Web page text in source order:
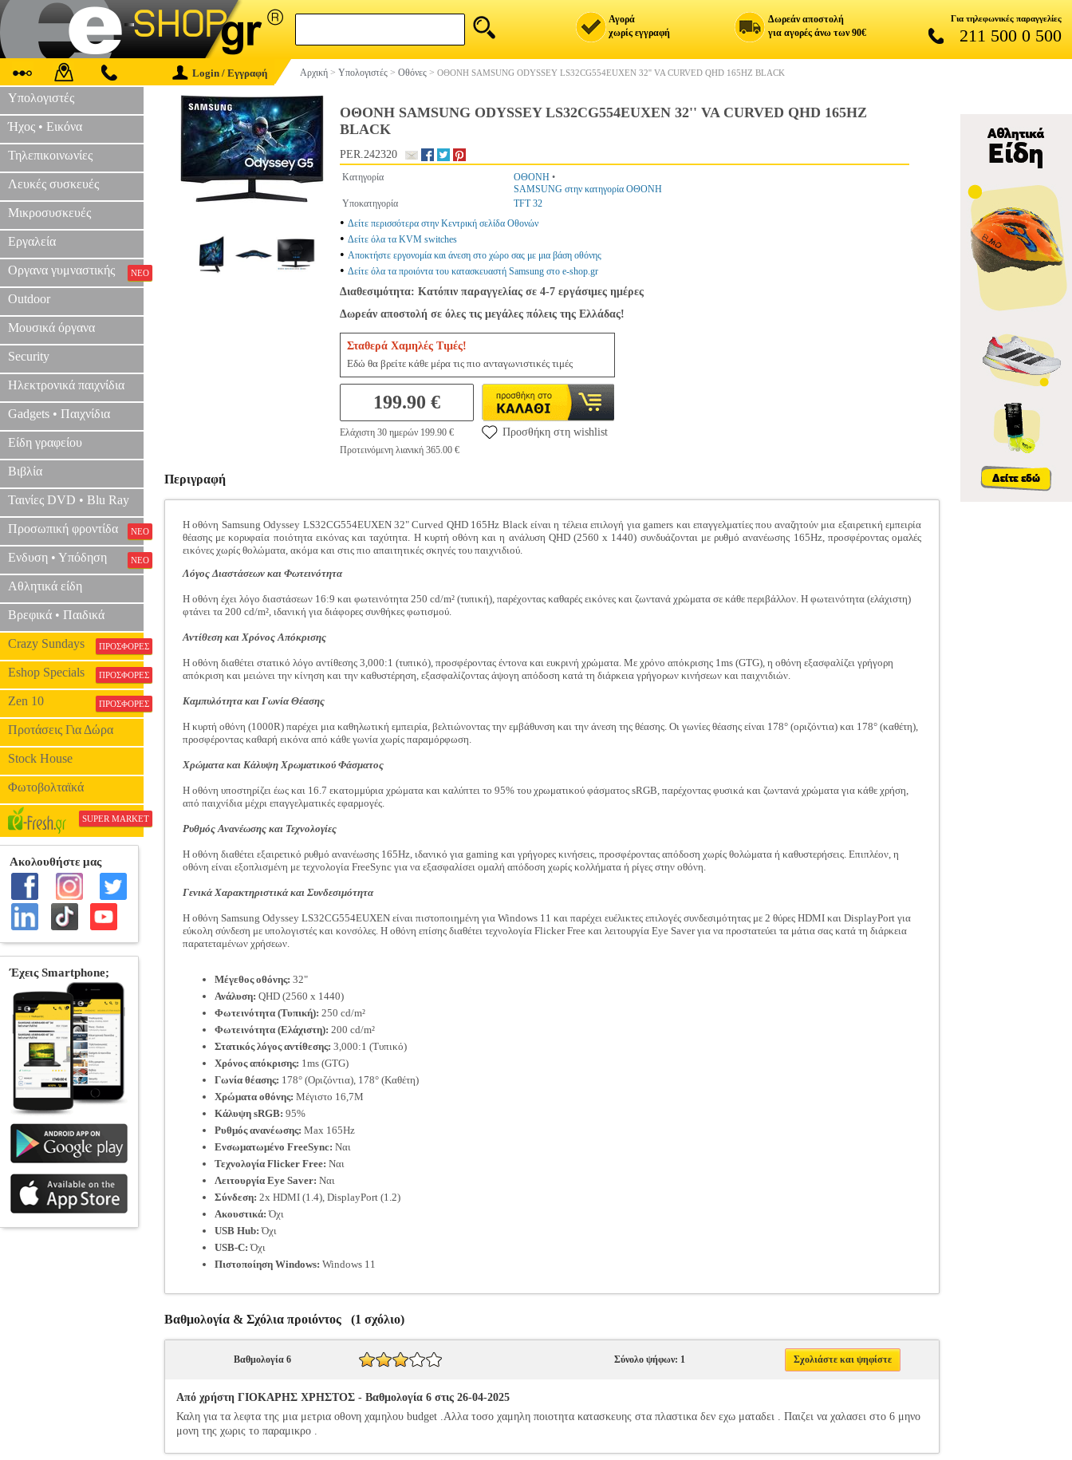
Αγορά
χωρίς εγγραφή
Δωρεάν αποστολή
για αγορές άνω των 90€
Για τηλεφωνικές παραγγελίες
211 500 0 500
Login / Εγγραφή Αρχική > Υπολογιστές > Οθόνες > ΟΘΟΝΗ SAMSUNG ODYSSEY LS32CG554EUXEN 32'' VA CURVED QHD 165HZ BLACK
Υπολογιστές
Ήχος • Εικόνα
Τηλεπικοινωνίες
Λευκές συσκευές
Μικροσυσκευές
Εργαλεία
Οργανα γυμναστικής ΝΕΟ
Outdoor
Μουσικά όργανα
Security
Ηλεκτρονικά παιχνίδια
Gadgets • Παιχνίδια
Είδη γραφείου
Βιβλία
Ταινίες DVD • Blu Ray
Προσωπική φροντίδα ΝΕΟ
Ενδυση • Υπόδηση ΝΕΟ
Αθλητικά είδη
Βρεφικά • Παιδικά
Crazy Sundays ΠΡΟΣΦΟΡΕΣ
Eshop Specials ΠΡΟΣΦΟΡΕΣ
Zen 10 ΠΡΟΣΦΟΡΕΣ
Προτάσεις Για Δώρα
Stock House
Φωτοβολταϊκά
SUPER MARKET
ΟΘΟΝΗ SAMSUNG ODYSSEY LS32CG554EUXEN 32'' VA CURVED QHD 165HZ
BLACK
PER.242320
Κατηγορία ΟΘΟΝΗ •
SAMSUNG στην κατηγορία ΟΘΟΝΗ
Υποκατηγορία
TFT 32
• Δείτε περισσότερα στην Κεντρική σελίδα Οθονών
• Δείτε όλα τα KVM switches
• Αποκτήστε εργονομία και άνεση στο χώρο σας με μια βάση οθόνης
• Δείτε όλα τα προιόντα του κατασκευαστή Samsung στο e-shop.gr
Διαθεσιμότητα: Κατόπιν παραγγελίας σε 4-7 εργάσιμες ημέρες
Δωρεάν αποστολή σε όλες τις μεγάλες πόλεις της Ελλάδας!
Σταθερά Χαμηλές Τιμές!
Εδώ θα βρείτε κάθε μέρα τις πιο ανταγωνιστικές τιμές
199.90 €
Ελάχιστη 30 ημερών 199.90 €
Προτεινόμενη λιανική 365.00 €
Προσθήκη στη wishlist
Περιγραφή
Η οθόνη Samsung Odyssey LS32CG554EUXEN 32" Curved QHD 165Hz Black είναι η τέλεια επιλογή για gamers και επαγγελματίες που αναζητούν μια εξαιρετική εμπειρία
θέασης με κορυφαία ποιότητα εικόνας και ταχύτητα. Η κυρτή οθόνη και η ανάλυση QHD (2560 x 1440) συνδυάζονται με ρυθμό ανανέωσης 165Hz, προσφέροντας ομαλές
εικόνες χωρίς θολώματα, ακόμα και στις πιο απαιτητικές σκηνές του παιχνιδιού.
Λόγος Διαστάσεων και Φωτεινότητα
Η οθόνη έχει λόγο διαστάσεων 16:9 και φωτεινότητα 250 cd/m² (τυπική), παρέχοντας καθαρές εικόνες και ζωντανά χρώματα σε κάθε περιβάλλον. Η φωτεινότητα (ελάχιστη)
φτάνει τα 200 cd/m², ιδανική για διάφορες συνθήκες φωτισμού.
Αντίθεση και Χρόνος Απόκρισης
Η οθόνη διαθέτει στατικό λόγο αντίθεσης 3,000:1 (τυπικό), προσφέροντας έντονα και ευκρινή χρώματα. Με χρόνο απόκρισης 1ms (GTG), η οθόνη εξασφαλίζει γρήγορη
απόκριση και μειώνει την κίνηση και την καθυστέρηση, εξασφαλίζοντας άψογη απόδοση κατά τη διάρκεια γρήγορων κινήσεων και παιχνιδιών.
Καμπυλότητα και Γωνία Θέασης
Η κυρτή οθόνη (1000R) παρέχει μια καθηλωτική εμπειρία, βελτιώνοντας την εμβάθυνση και την άνεση της θέασης. Οι γωνίες θέασης είναι 178° (οριζόντια) και 178° (καθέτη),
προσφέροντας καθαρή εικόνα από κάθε γωνία χωρίς παραμόρφωση.
Χρώματα και Κάλυψη Χρωματικού Φάσματος
Η οθόνη υποστηρίζει έως και 16.7 εκατομμύρια χρώματα και καλύπτει το 95% του χρωματικού φάσματος sRGB, παρέχοντας φυσικά και ζωντανά χρώματα για κάθε χρήση,
από παιχνίδια μέχρι επαγγελματικές εφαρμογές.
Ρυθμός Ανανέωσης και Τεχνολογίες
Η οθόνη διαθέτει εξαιρετικό ρυθμό ανανέωσης 165Hz, ιδανικό για gaming και γρήγορες κινήσεις, προσφέροντας απόδοση χωρίς θολώματα ή καθυστερήσεις. Επιπλέον, η
οθόνη είναι εξοπλισμένη με τεχνολογία FreeSync για να εξασφαλίσει ομαλή απόδοση χωρίς κολλήματα ή ρίγες στην οθόνη.
Γενικά Χαρακτηριστικά και Συνδεσιμότητα
Η οθόνη Samsung Odyssey LS32CG554EUXEN είναι πιστοποιημένη για Windows 11 και παρέχει ευέλικτες επιλογές συνδεσιμότητας με 2 θύρες HDMI και DisplayPort για
εύκολη σύνδεση με υπολογιστές και κονσόλες. Η οθόνη επίσης διαθέτει τεχνολογία Flicker Free και λειτουργία Eye Saver για να προστατεύει τα μάτια σας κατά τη διάρκεια
παρατεταμένων χρήσεων.
Μέγεθος οθόνης: 32"
Ανάλυση: QHD (2560 x 1440)
Φωτεινότητα (Τυπική): 250 cd/m²
Φωτεινότητα (Ελάχιστη): 200 cd/m²
Στατικός λόγος αντίθεσης: 3,000:1 (Τυπικό)
Χρόνος απόκρισης: 1ms (GTG)
Γωνία θέασης: 178° (Οριζόντια), 178° (Καθέτη)
Χρώματα οθόνης: Μέγιστο 16,7M
Κάλυψη sRGB: 95%
Ρυθμός ανανέωσης: Max 165Hz
Ενσωματωμένο FreeSync: Ναι
Τεχνολογία Flicker Free: Ναι
Λειτουργία Eye Saver: Ναι
Σύνδεση: 2x HDMI (1.4), DisplayPort (1.2)
Ακουστικά: Όχι
USB Hub: Όχι
USB-C: Όχι
Πιστοποίηση Windows: Windows 11
Βαθμολογία & Σχόλια προιόντος (1 σχόλιο)
Βαθμολογία 6 Σύνολο ψήφων: 1 Σχολιάστε και ψηφίστε
Από χρήστη ΓΙΟΚΑΡΗΣ ΧΡΗΣΤΟΣ - Βαθμολογία 6 στις 26-04-2025
Καλη για τα λεφτα της μια μετρια οθονη χαμηλου budget .Αλλα τοσο χαμηλη ποιοτητα κατασκευης στα πλαστικα δεν εχω ματαδει . Παιζει να χαλασει στο 6 μηνο
μονη της χωρις το παραμικρο .